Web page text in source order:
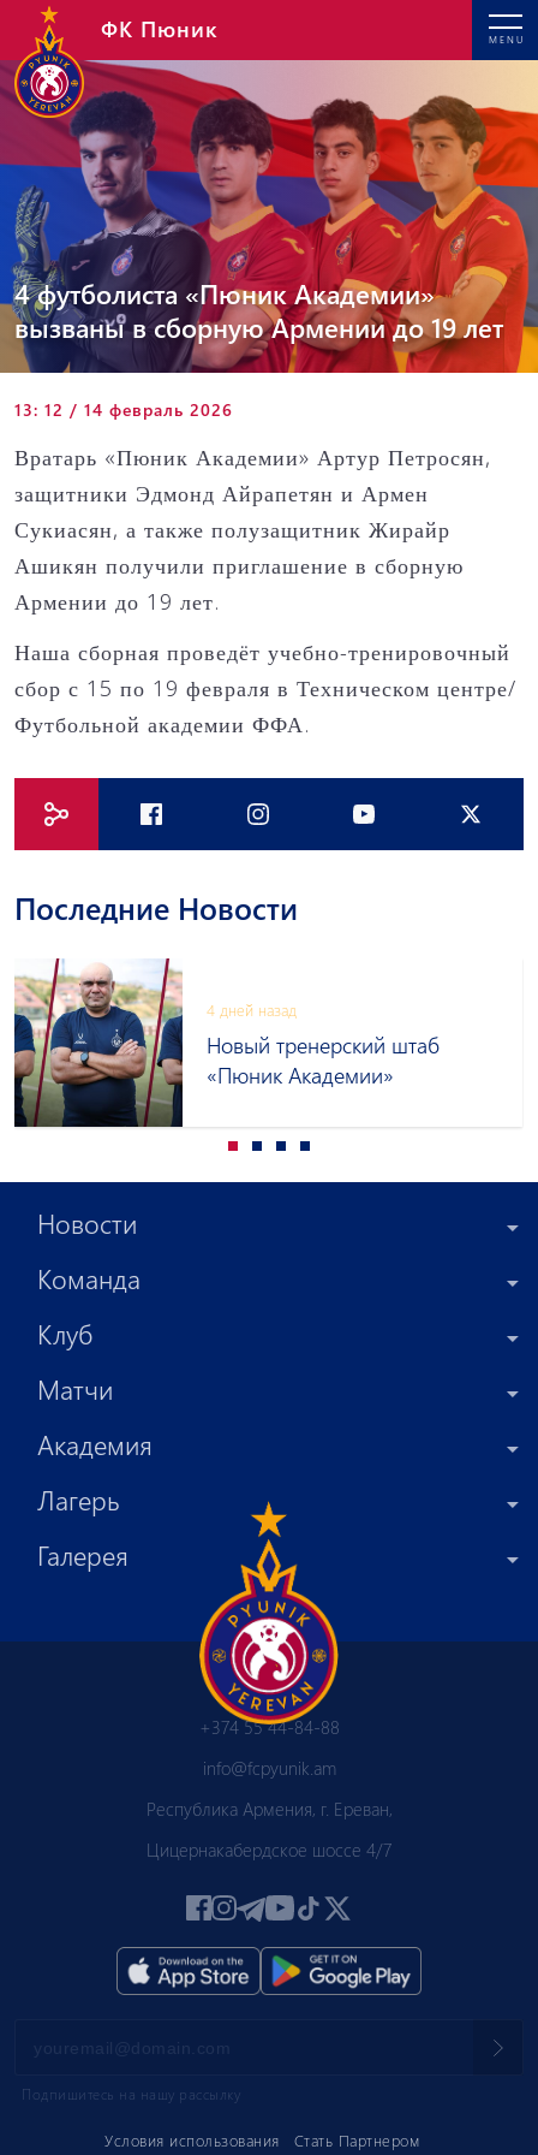
MENU
ФК Пюник
4 футболиста «Пюник Академии»
вызваны в сборную Армении до 19 лет
13: 12 / 14 февраль 2026
Вратарь «Пюник Академии» Артур Петросян,
защитники Эдмонд Айрапетян и Армен
Сукиасян, а также полузащитник Жирайр
Ашикян получили приглашение в сборную
Армении до 19 лет.
Наша сборная проведёт учебно-тренировочный
сбор с 15 по 19 февраля в Техническом центре/
Футбольной академии ФФА.
Последние Новости
4 дней назад
Новый тренерский штаб
«Пюник Академии»
Новости
Команда
Клуб
Матчи
Академия
Лагерь
Галерея
Условия использования Стать Партнером
+374 55 44-84-88
info@fcpyunik.am
Республика Армения, г. Ереван,
Цицернакабердское шоссе 4/7
Подпишитесь на нашу рассылку